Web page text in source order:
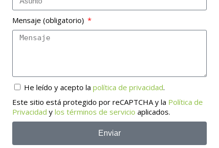
Mensaje (obligatorio)
He leído y acepto la política de privacidad.
Este sitio está protegido por reCAPTCHA y la Política de
Privacidad y los términos de servicio aplicados.
Enviar